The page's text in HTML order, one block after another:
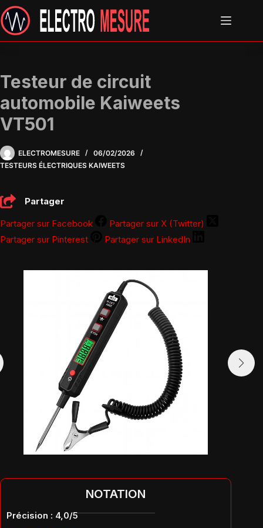
Passer
au
contenu
Testeur de circuit
automobile Kaiweets
VT501
ELECTROMESURE
06/02/2026
TESTEURS ÉLECTRIQUES KAIWEETS
Partager
Partager sur Facebook
Partager sur X (Twitter)
Partager sur Pinterest
Partager sur LinkedIn
NOTATION
Précision : 4,0/5